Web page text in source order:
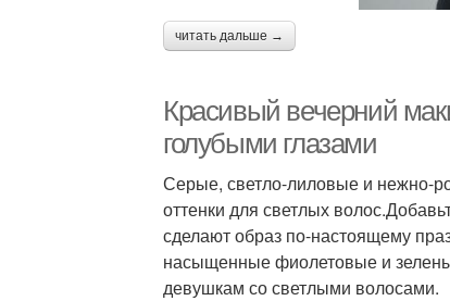
читать дальше →
Красивый вечерний
голубыми глазами
Серые, светло-лиловые и нежно-
оттенки для светлых
сделают образ по-настоящему
насыщенные фиолетовые и
девушкам со светлыми волосами.